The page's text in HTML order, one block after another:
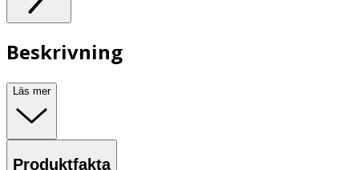
Beskrivning
Läs mer
Produktfakta